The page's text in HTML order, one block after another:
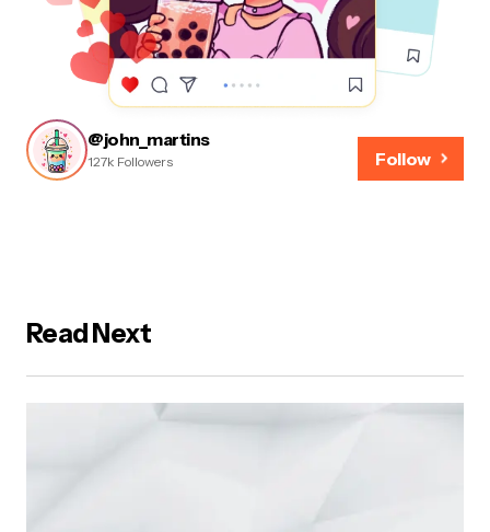
@john_martins
127k Followers Follow
Read Next